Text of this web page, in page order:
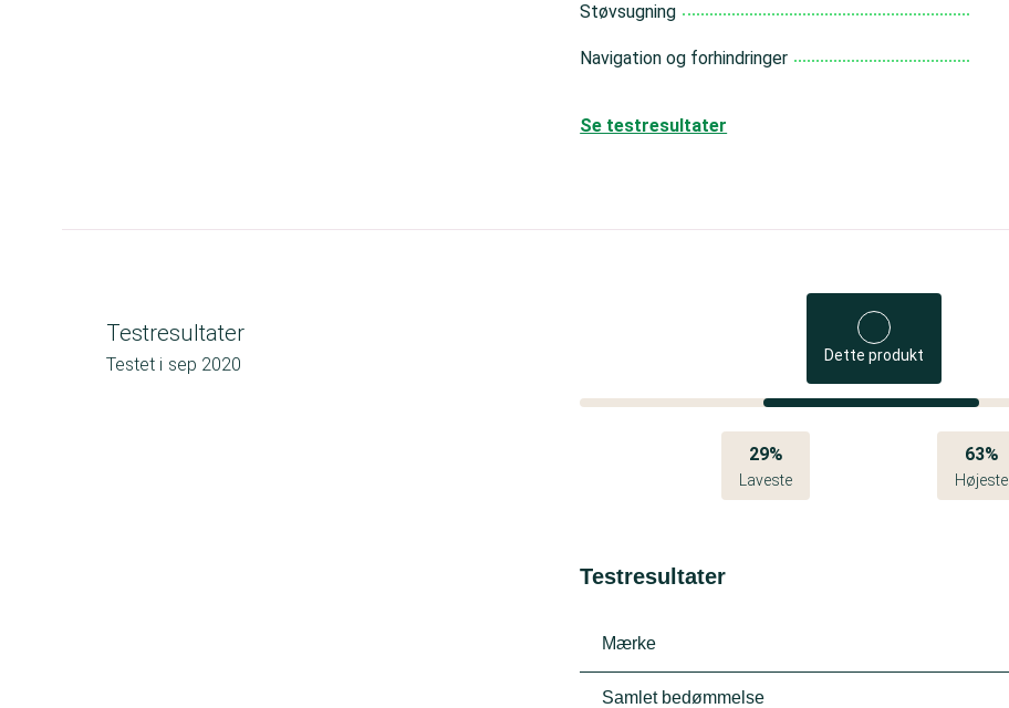
Støvsugning
Navigation og forhindringer
Se testresultater
Testresultater
Testet i sep 2020 Dette produkt
29%
Laveste
63%
Højeste
Testresultater
Mærke
Samlet bedømmelse